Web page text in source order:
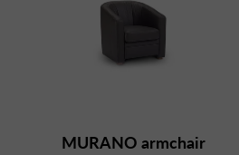
MURANO armchair